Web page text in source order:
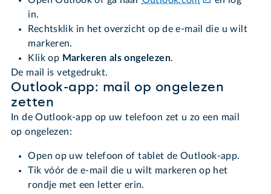
in.
Rechtsklik in het overzicht op de e-mail die u wilt
markeren.
Klik op Markeren als ongelezen.
De mail is vetgedrukt.
Outlook-app: mail op ongelezen
zetten
In de Outlook-app op uw telefoon zet u zo een mail
op ongelezen:
Open op uw telefoon of tablet de Outlook-app.
Tik vóór de e-mail die u wilt markeren op het
rondje met een letter erin.